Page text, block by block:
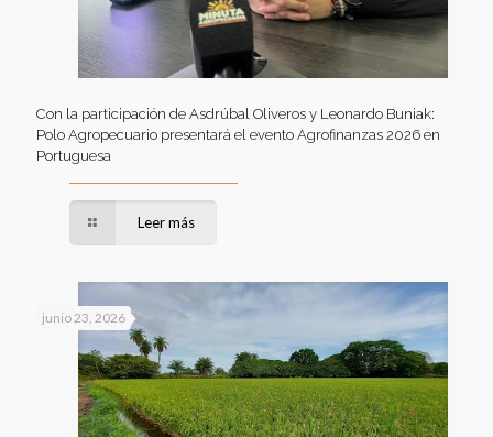
Con la participación de Asdrúbal Oliveros y Leonardo Buniak:
Polo Agropecuario presentará el evento Agrofinanzas 2026 en
Portuguesa
Leer más
junio 23, 2026